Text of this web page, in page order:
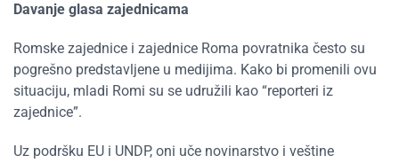
Davanje glasa zajednicama
Romske zajednice i zajednice Roma povratnika često su
pogrešno predstavljene u medijima. Kako bi promenili ovu
situaciju, mladi Romi su se udružili kao “reporteri iz
zajednice”.
Uz podršku EU i UNDP, oni uče novinarstvo i veštine